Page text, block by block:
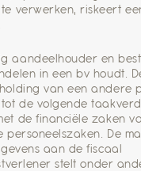
verwerken, riskeert
aandeelhouder en
in een bv houdt.
van een andere
de volgende
de financiële zaken
De
aan de fiscaal
stelt onder